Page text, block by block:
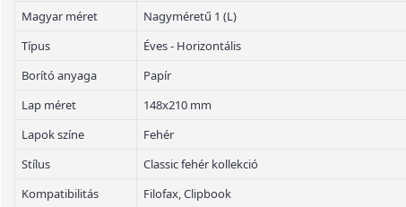
Magyar méret
Nagyméretű 1 (L)
Típus
Éves - Horizontális
Borító anyaga
Papír
Lap méret
148x210 mm
Lapok színe
Fehér
Stílus
Classic fehér kollekció
Kompatibilitás
Filofax, Clipbook